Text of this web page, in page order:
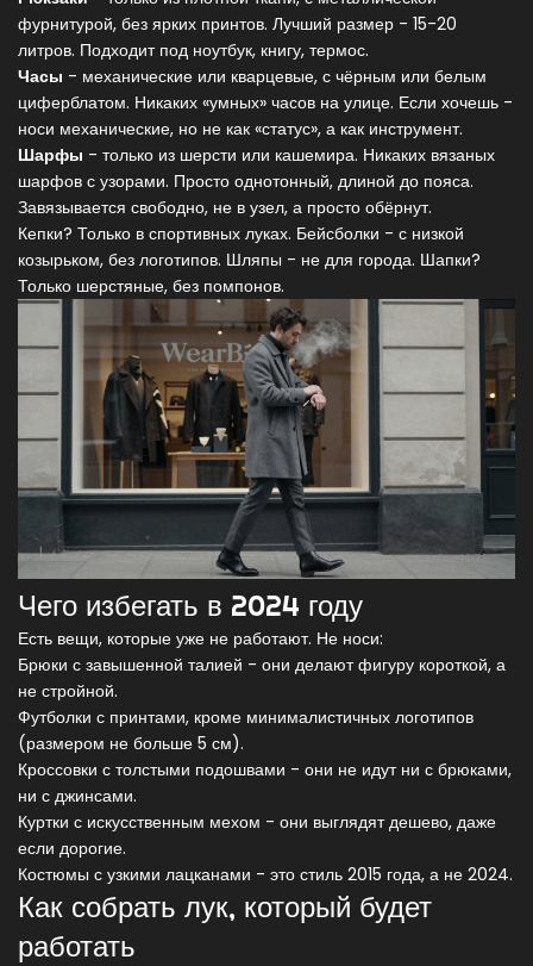
фурнитурой, без ярких принтов. Лучший размер - 15-20
литров. Подходит под ноутбук, книгу, термос.
Часы - механические или кварцевые, с чёрным или белым
циферблатом. Никаких «умных» часов на улице. Если хочешь -
носи механические, но не как «статус», а как инструмент.
Шарфы - только из шерсти или кашемира. Никаких вязаных
шарфов с узорами. Просто однотонный, длиной до пояса.
Завязывается свободно, не в узел, а просто обёрнут.
Кепки? Только в спортивных луках. Бейсболки - с низкой
козырьком, без логотипов. Шляпы - не для города. Шапки?
Только шерстяные, без помпонов.
Чего избегать в 2024 году
Есть вещи, которые уже не работают. Не носи:
Брюки с завышенной талией - они делают фигуру короткой, а
не стройной.
Футболки с принтами, кроме минималистичных логотипов
(размером не больше 5 см).
Кроссовки с толстыми подошвами - они не идут ни с брюками,
ни с джинсами.
Куртки с искусственным мехом - они выглядят дешево, даже
если дорогие.
Костюмы с узкими лацканами - это стиль 2015 года, а не 2024.
Как собрать лук, который будет
работать